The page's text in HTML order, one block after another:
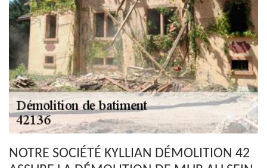
NOTRE SOCIÉTÉ KYLLIAN DÉMOLITION 42